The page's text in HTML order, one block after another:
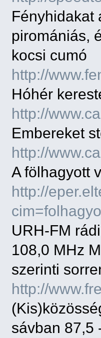
Fényhidakat
piromániás,
kocsi cumó
http://
Hóhér
http://
Embereket
http://
A fölhagyott
http://
URH-FM
108,0 MHz
szerinti
http://
sávban 87,5